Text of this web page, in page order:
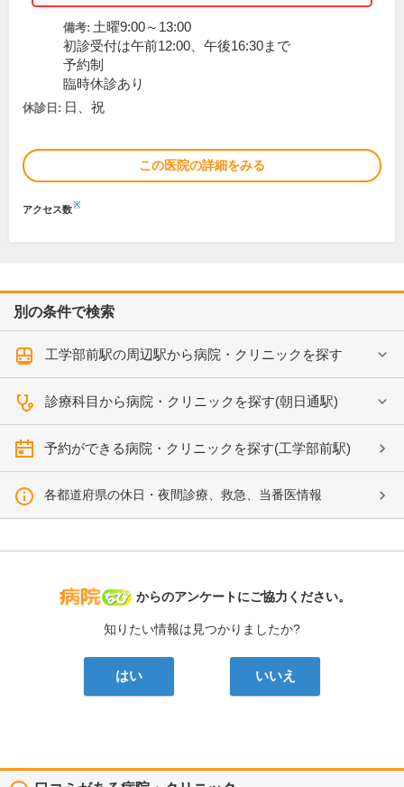
備考: 土曜9:00～13:00
初診受付は午前12:00、午後16:30まで
予約制
臨時休診あり
休診日: 日、祝
この医院の詳細をみる
アクセス数※
別の条件で検索
工学部前駅の周辺駅から病院・クリニックを探す
診療科目から病院・クリニックを探す(朝日通駅)
予約ができる病院・クリニックを探す(工学部前駅)
各都道府県の休日・夜間診療、救急、当番医情報
病院なび
からのアンケートにご協力ください。
知りたい情報は見つかりましたか?
はい いいえ